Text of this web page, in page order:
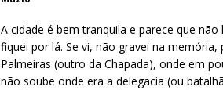
A cidade é bem tranquila e parece que
fiquei por lá. Se vi, não gravei na
Palmeiras (outro da Chapada), onde em
não soube onde era a delegacia (ou